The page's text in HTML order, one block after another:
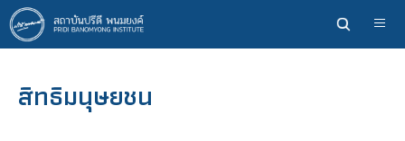
ข้าม
ไป
ยัง
หลักสิทธิมนุษยชน